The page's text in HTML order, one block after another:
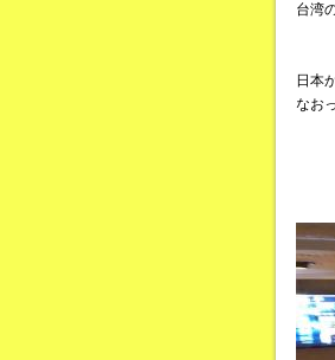
台湾
日本
なお